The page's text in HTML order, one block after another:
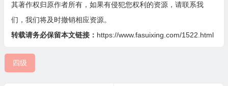
其著作权归原作者所有，如果有侵犯您权利的资源，请联系我
们，我们将及时撤销相应资源。
转载请务必保留本文链接： https://www.fasuixing.com/1522.html
四级